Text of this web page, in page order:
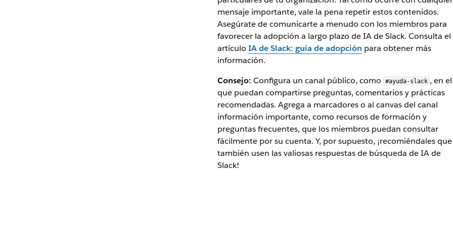
mensaje importante, vale la pena repetir estos contenidos.
Asegúrate de comunicarte a menudo con los miembros para
favorecer la adopción a largo plazo de IA de Slack. Consulta el
artículo IA de Slack: guía de adopción para obtener más
información.
Consejo: Configura un canal público, como #ayuda-slack , en el
que puedan compartirse preguntas, comentarios y prácticas
recomendadas. Agrega a marcadores o al canvas del canal
información importante, como recursos de formación y
preguntas frecuentes, que los miembros puedan consultar
fácilmente por su cuenta. Y, por supuesto, ¡recomiéndales que
también usen las valiosas respuestas de búsqueda de IA de
Slack!